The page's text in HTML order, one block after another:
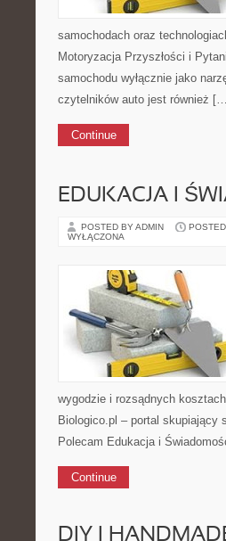
samochodach oraz
Motoryzacja Przyszłości i
samochodu wyłącznie jako
czytelników auto jest również
Continue
EDUKACJA I
POSTED BY ADMIN
WYŁĄCZONA
wygodzie i rozsądnych
Biologico.pl – portal skupiający
Polecam Edukacja i
Continue
DIY I